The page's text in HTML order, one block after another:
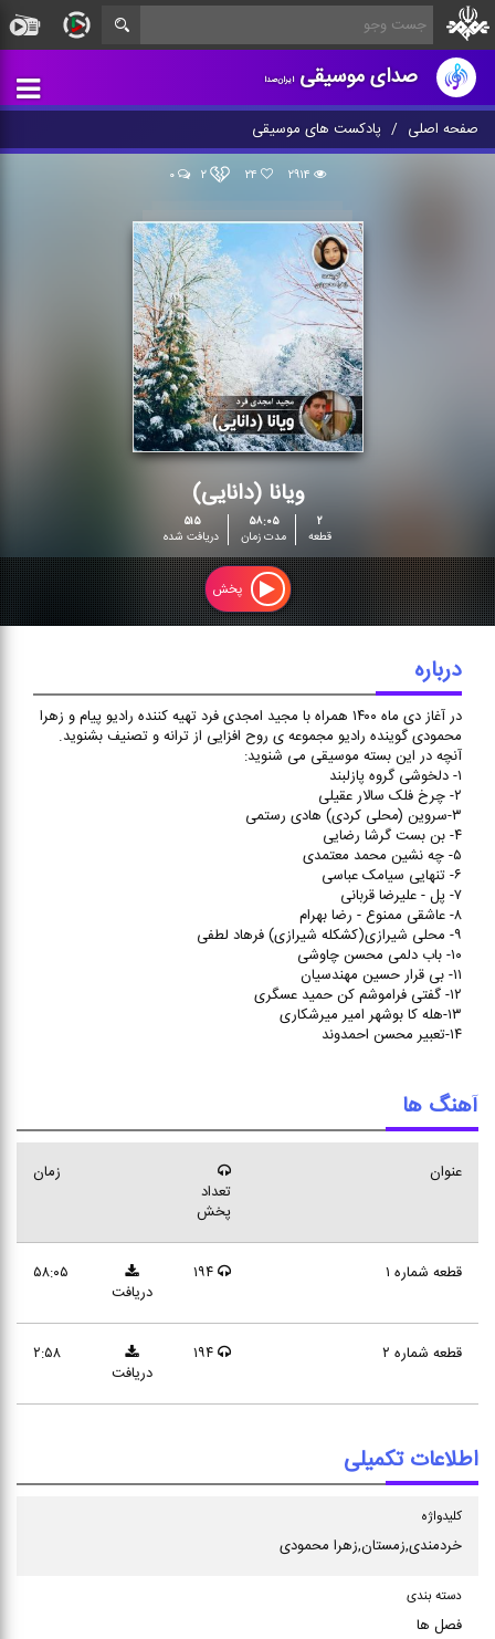
صدای موسیقیایران‌صدا
صفحه اصلی پادکست های موسیقی
۲۹۱۴ ۲۴ ۲ ۰
ویانا (دانایی)
در آغاز دی ماه ۱۴۰۰ همراه با
مجید امجدی فرد تهیه کننده
رادیو پیام و زهرا محمودی
گوینده رادیو مجموعه ی روح
افزایی از ترانه و تصنیف بشنوید.
ویانا (دانایی)
۲
قطعه
۵۸:۰۵
مدت زمان
۵۱۵
دریافت شده
پخش
درباره
در آغاز دی ماه ۱۴۰۰ همراه با مجید امجدی فرد تهیه کننده رادیو پیام و زهرا
محمودی گوینده رادیو مجموعه ی روح افزایی از ترانه و تصنیف بشنوید.
آنچه در این بسته موسیقی می شنوید:
۱- دلخوشی گروه پازلبند
۲- چرخ فلک سالار عقیلی
۳-سروین (محلی کردی) هادی رستمی
۴- بن بست گرشا رضایی
۵- چه نشین محمد معتمدی
۶- تنهایی سیامک عباسی
۷- پل - علیرضا قربانی
۸- عاشقی ممنوع - رضا بهرام
۹- محلی شیرازی(کشکله شیرازی) فرهاد لطفی
۱۰- باب دلمی محسن چاوشی
۱۱- بی قرار حسین مهندسیان
۱۲- گفتی فراموشم کن حمید عسگری
۱۳-هله کا بوشهر امیر میرشکاری
۱۴-تعبیر محسن احمدوند
آهنگ ها
عنوان
زمان
تعداد
پخش
قطعه شماره ۱
۵۸:۰۵
دریافت
۱۹۴
قطعه شماره ۲
۲:۵۸
دریافت
۱۹۴
اطلاعات تکمیلی
كلیدواژه
خردمندی,زمستان,زهرا محمودی
دسته بندی
فصل ها